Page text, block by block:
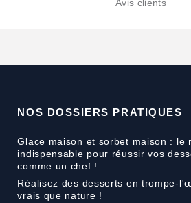
Avis clients
NOS DOSSIERS PRATIQUES
Glace maison et sorbet maison : le
indispensable pour réussir vos
comme un chef !
Réalisez des desserts en trompe-
vrais que nature !